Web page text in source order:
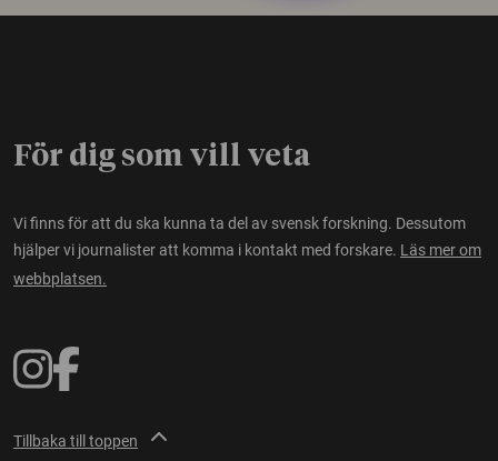
För dig som vill veta
Vi finns för att du ska kunna ta del av svensk forskning. Dessutom
hjälper vi journalister att komma i kontakt med forskare. Läs mer om
webbplatsen.
Tillbaka till toppen